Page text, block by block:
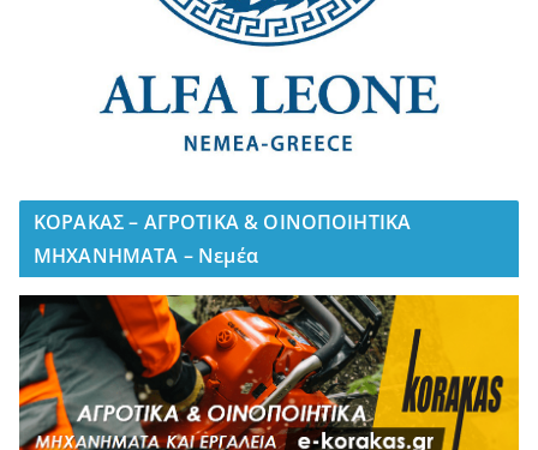
ΚΟΡΑΚΑΣ – ΑΓΡΟΤΙΚΑ & ΟΙΝΟΠΟΙΗΤΙΚΑ
ΜΗΧΑΝΗΜΑΤΑ – Νεμέα